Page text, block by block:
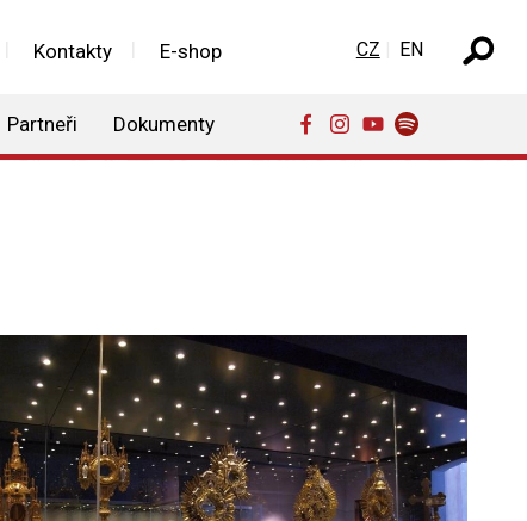
Kontakty E-shop
Partneři Dokumenty
Zvolte jazyk
CZ EN